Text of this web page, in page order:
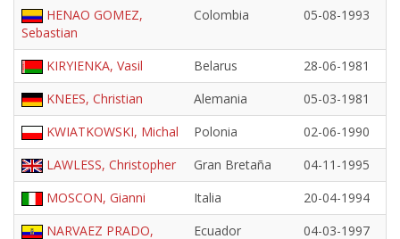
HENAO GOMEZ,
Sebastian
Colombia 05-08-1993
KIRYIENKA, Vasil Belarus
28-06-1981
KNEES, Christian
Alemania
05-03-1981
KWIATKOWSKI, Michal
Polonia
02-06-1990
LAWLESS, Christopher
Gran Bretaña
04-11-1995
MOSCON, Gianni
Italia
20-04-1994
NARVAEZ PRADO,
Ecuador 04-03-1997